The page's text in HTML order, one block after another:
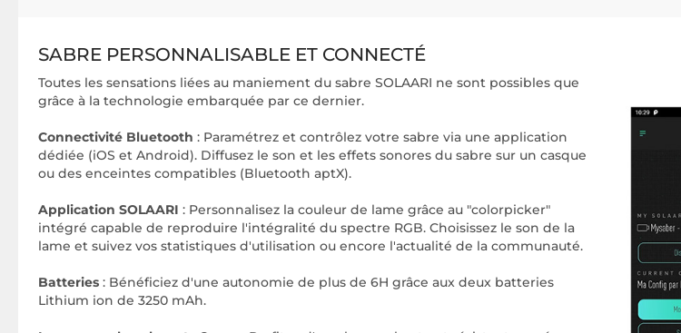
SABRE PERSONNALISABLE ET CONNECTÉ
Toutes les sensations liées au maniement du sabre SOLAARI ne sont possibles que
grâce à la technologie embarquée par ce dernier.
Connectivité Bluetooth : Paramétrez et contrôlez votre sabre via une application
dédiée (iOS et Android). Diffusez le son et les effets sonores du sabre sur un casque
ou des enceintes compatibles (Bluetooth aptX).
Application SOLAARI : Personnalisez la couleur de lame grâce au "colorpicker"
intégré capable de reproduire l'intégralité du spectre RGB. Choisissez le son de la
lame et suivez vos statistiques d'utilisation ou encore l'actualité de la communauté.
Batteries : Bénéficiez d'une autonomie de plus de 6H grâce aux deux batteries
Lithium ion de 3250 mAh.